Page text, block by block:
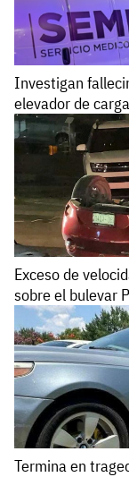
Investigan
elevador de carga
Exceso de
sobre el bulevar
Termina en